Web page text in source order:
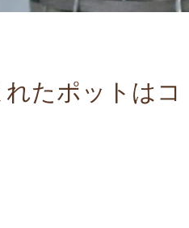
たポットはコ